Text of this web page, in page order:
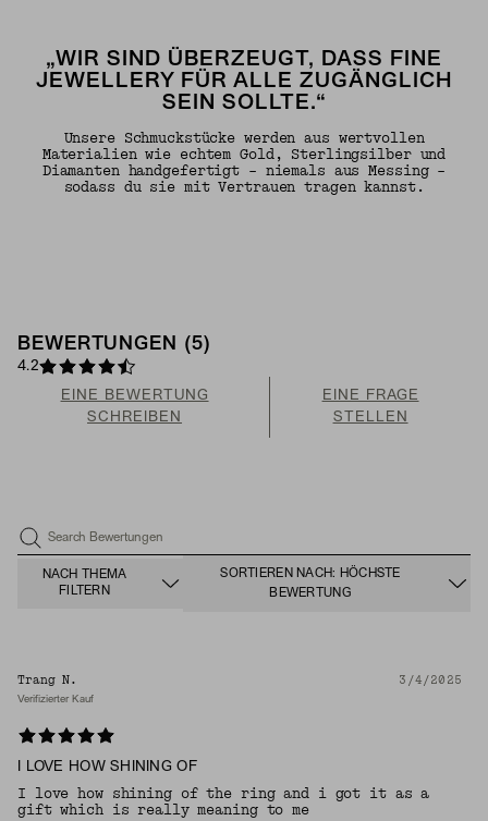
„WIR SIND ÜBERZEUGT, DASS FINE
JEWELLERY FÜR ALLE ZUGÄNGLICH
SEIN SOLLTE.“
Unsere Schmuckstücke werden aus wertvollen
Materialien wie echtem Gold, Sterlingsilber und
Diamanten handgefertigt – niemals aus Messing –
sodass du sie mit Vertrauen tragen kannst.
BEWERTUNGEN (5)
4.2
EINE BEWERTUNG
SCHREIBEN
EINE FRAGE
STELLEN
Search Bewertungen
NACH THEMA
FILTERN
SORTIEREN NACH: HÖCHSTE
BEWERTUNG
Trang N. 3/4/2025
Verifizierter Kauf
I LOVE HOW SHINING OF
I love how shining of the ring and i got it as a
gift which is really meaning to me